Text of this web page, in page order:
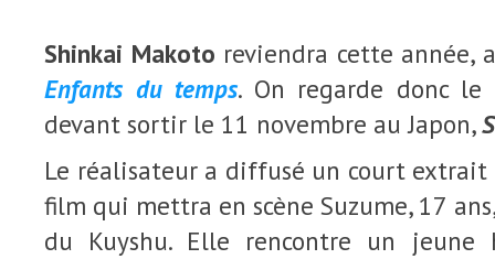
Shinkai Makoto reviendra cette année,
Enfants du temps. On regarde donc
devant sortir le 11 novembre au Japon,
Le réalisateur a diffusé un court extrait
film qui mettra en scène Suzume, 17
du Kuyshu. Elle rencontre un